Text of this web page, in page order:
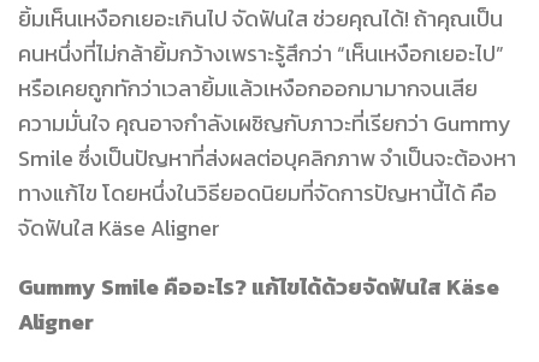
ยิ้มเห็นเหงือกเยอะเกินไป จัดฟันใส ช่วยคุณได้! ถ้าคุณเป็น
คนหนึ่งที่ไม่กล้ายิ้มกว้างเพราะรู้สึกว่า “เห็นเหงือกเยอะไป”
หรือเคยถูกทักว่าเวลายิ้มแล้วเหงือกออกมามากจนเสีย
ความมั่นใจ คุณอาจกำลังเผชิญกับภาวะที่เรียกว่า Gummy
Smile ซึ่งเป็นปัญหาที่ส่งผลต่อบุคลิกภาพ จำเป็นจะต้องหา
ทางแก้ไข โดยหนึ่งในวิธียอดนิยมที่จัดการปัญหานี้ได้ คือ
จัดฟันใส Käse Aligner
Gummy Smile คืออะไร? แก้ไขได้ด้วยจัดฟันใส Käse
Aligner